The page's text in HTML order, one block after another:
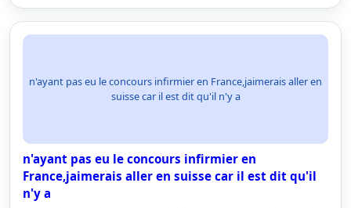
n'ayant pas eu le concours infirmier en France,jaimerais aller en
suisse car il est dit qu'il n'y a
n'ayant pas eu le concours infirmier en
France,jaimerais aller en suisse car il est dit qu'il
n'y a